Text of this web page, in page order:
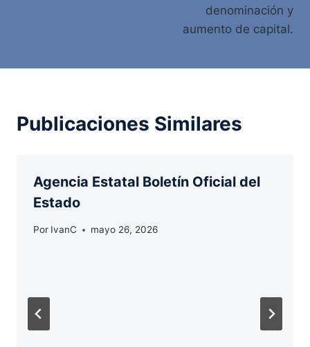
denominación y
aumento de capital.
Publicaciones Similares
Agencia Estatal Boletín Oficial del
Estado
Por IvanC mayo 26, 2026